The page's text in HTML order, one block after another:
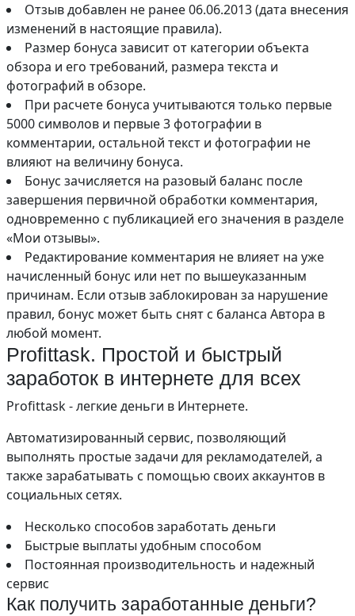
Отзыв добавлен не ранее 06.06.2013 (дата внесения
изменений в настоящие правила).
Размер бонуса зависит от категории объекта
обзора и его требований, размера текста и
фотографий в обзоре.
При расчете бонуса учитываются только первые
5000 символов и первые 3 фотографии в
комментарии, остальной текст и фотографии не
влияют на величину бонуса.
Бонус зачисляется на разовый баланс после
завершения первичной обработки комментария,
одновременно с публикацией его значения в разделе
«Мои отзывы».
Редактирование комментария не влияет на уже
начисленный бонус или нет по вышеуказанным
причинам. Если отзыв заблокирован за нарушение
правил, бонус может быть снят с баланса Автора в
любой момент.
Profittask. Простой и быстрый
заработок в интернете для всех
Profittask - легкие деньги в Интернете.
Автоматизированный сервис, позволяющий
выполнять простые задачи для рекламодателей, а
также зарабатывать с помощью своих аккаунтов в
социальных сетях.
Несколько способов заработать деньги
Быстрые выплаты удобным способом
Постоянная производительность и надежный
сервис
Как получить заработанные деньги?